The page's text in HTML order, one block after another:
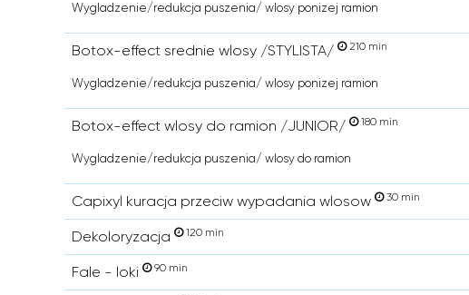
Wygladzenie/redukcja puszenia/ wlosy ponizej ramion
Botox-effect srednie wlosy /STYLISTA/ 210 min
Wygladzenie/redukcja puszenia/ wlosy ponizej ramion
Botox-effect wlosy do ramion /JUNIOR/ 180 min
Wygladzenie/redukcja puszenia/ wlosy do ramion
Capixyl kuracja przeciw wypadania wlosow 30 min
Dekoloryzacja 120 min
Fale - loki 90 min